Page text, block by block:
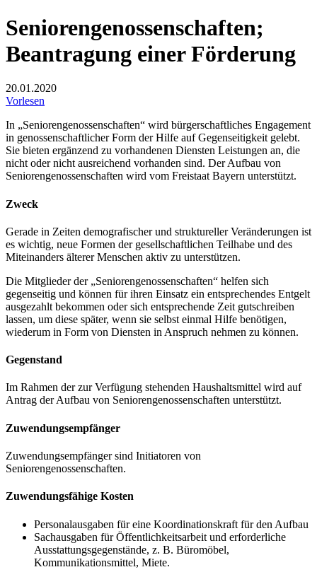
Seniorengenossenschaften;
Beantragung einer Förderung
20.01.2020
Vorlesen
In „Seniorengenossenschaften“ wird bürgerschaftliches Engagement
in genossenschaftlicher Form der Hilfe auf Gegenseitigkeit gelebt.
Sie bieten ergänzend zu vorhandenen Diensten Leistungen an, die
nicht oder nicht ausreichend vorhanden sind. Der Aufbau von
Seniorengenossenschaften wird vom Freistaat Bayern unterstützt.
Zweck
Gerade in Zeiten demografischer und struktureller Veränderungen ist
es wichtig, neue Formen der gesellschaftlichen Teilhabe und des
Miteinanders älterer Menschen aktiv zu unterstützen.
Die Mitglieder der „Seniorengenossenschaften“ helfen sich
gegenseitig und können für ihren Einsatz ein entsprechendes Entgelt
ausgezahlt bekommen oder sich entsprechende Zeit gutschreiben
lassen, um diese später, wenn sie selbst einmal Hilfe benötigen,
wiederum in Form von Diensten in Anspruch nehmen zu können.
Gegenstand
Im Rahmen der zur Verfügung stehenden Haushaltsmittel wird auf
Antrag der Aufbau von Seniorengenossenschaften unterstützt.
Zuwendungsempfänger
Zuwendungsempfänger sind Initiatoren von
Seniorengenossenschaften.
Zuwendungsfähige Kosten
Personalausgaben für eine Koordinationskraft für den Aufbau
Sachausgaben für Öffentlichkeitsarbeit und erforderliche
Ausstattungsgegenstände, z. B. Büromöbel,
Kommunikationsmittel, Miete.